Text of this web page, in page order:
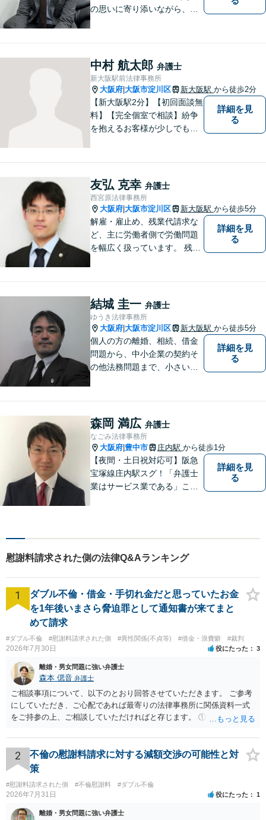
の思いに寄り添いながら、明
据えた解決を目指します。
【メール・電話面談可】【東
三国駅4分】
中村 航太郎 弁護士
新大阪駅前法律事務所
大阪府 大阪市淀川区 新大阪駅 から徒歩2分
【新大阪駅2分】【初回面談無
料】【完全個室で相談】紛争
を抱えるお客様が少しでも早
なく、事実と法律をもとに根
本的な解決を導くことが弁護
士の役割だと考えています。
詳細を見
る
友弘 克幸 弁護士
西宮原法律事務所
大阪府 大阪市淀川区 新大阪駅 から徒歩5分
解雇・雇止め、残業代請求な
ど、主に労働者側で労働問題
を幅広く扱っています。 残業
ngoshi.com/
詳細を見
る
結城 圭一 弁護士
ゆうき法律事務所
大阪府 大阪市淀川区 新大阪駅 から徒歩5分
個人の方の離婚、相続、借金
問題から、中小企業の契約そ
の他法務問題まで、小さい事
す。
詳細を見
る
森岡 満広 弁護士
なごみ法律事務所
大阪府 豊中市 庄内駅 から徒歩1分
【夜間・土日祝対応可】阪急
宝塚線庄内駅スグ！「弁護士
業はサービス業である」こと
詳細を見
る
慰謝料請求された側の法律Q&Aランキング
1
ダブル不倫・借金・手切れ金だと思っていたお金
を1年後いまさら脅迫罪として通知書が来てまと
めて請求
#ダブル不倫 #慰謝料請求された側 #異性関係(不貞等) #借金・浪費癖 #裁判
2026年7月30日 役にたった 3
離婚・男女問題に強い弁護士
森本 偲音 弁護士
ご相談事項について、以下のとおり回答させていただきます。 ご参考
にしていただき、ご心配であれば最寄りの法律事務所に関係資料一式
をご持参の上、ご相談していただければと存じます。 ① このLINEの
される可能性はあるのか ⇒LINEを含む１００万円の貸付に至るまでの
やり取り等の経緯、誓約書の内容等を踏まえて、関係を清算するため
の 金銭であったと評価される可能性はあると考えます。 ② 「今後一
切関与しないなら100万円振り込む」というLINEや誓約書は、裁判上
どの程度証拠価値があるのか ⇒前後のやり取りや誓約書の具体的内容
を見ない限り、具体的な判断はできませんが、一定の証拠価値はある
と考えます。 ③ 借用書があっても、後から100万円を貸付扱いに変更
2
不倫の慰謝料請求に対する減額交渉の可能性と対
策
#慰謝料請求された側 #不倫慰謝料 #ダブル不倫
2026年7月31日 役にたった 1
離婚・男女問題に強い弁護士